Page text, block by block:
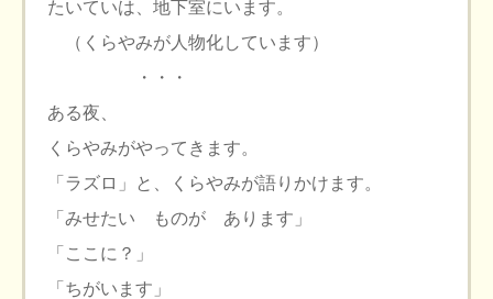
たいていは、地下室にいます。
（くらやみが人物化しています）
・・・
ある夜、
くらやみがやってきます。
「ラズロ」と、くらやみが語りかけます。
「みせたい ものが あります」
「ここに？」
「ちがいます」